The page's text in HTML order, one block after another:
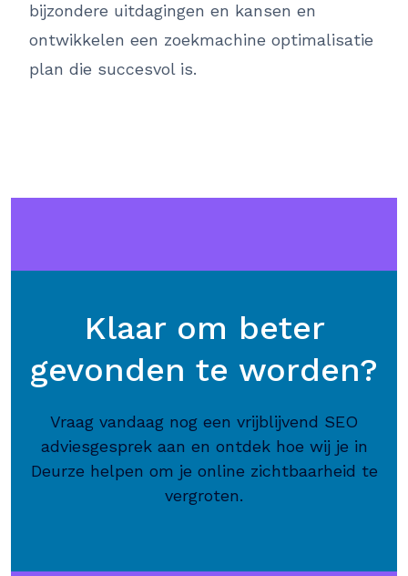
bijzondere uitdagingen en kansen en
ontwikkelen een zoekmachine optimalisatie
plan die succesvol is.
Klaar om beter
gevonden te worden?
Vraag vandaag nog een vrijblijvend SEO
adviesgesprek aan en ontdek hoe wij je in
Deurze helpen om je online zichtbaarheid te
vergroten.